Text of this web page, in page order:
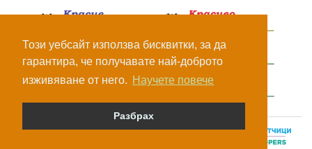
Този уебсайт използва бисквитки, за да
гарантира, че получавате най-доброто
изживяване от него. Научете повече
Разбрах
© Всички права са запазени, 2026.